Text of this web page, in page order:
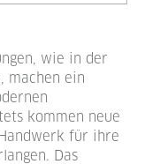
wie in der
machen ein
kommen neue
für ihre
Das